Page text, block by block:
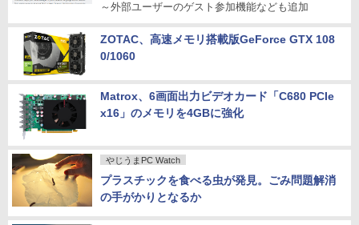
～外部ユーザーのゲスト参加機能なども追加
ZOTAC、高速メモリ搭載版GeForce GTX 108
0/1060
Matrox、6画面出力ビデオカード「C680 PCIe
x16」のメモリを4GBに強化
やじうまPC Watch
プラスチックを食べる虫が発見。ごみ問題解消
の手がかりとなるか